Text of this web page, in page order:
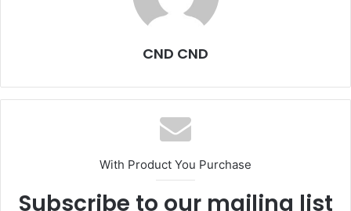
CND CND
With Product You Purchase
Subscribe to our mailing list